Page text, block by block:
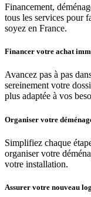
Financement,
tous les services pour
soyez en France.
Financer votre achat
Avancez pas à pas
sereinement votre
plus adaptée à vos
Organiser votre
Simplifiez chaque
organiser votre
votre installation.
Assurer votre nouveau